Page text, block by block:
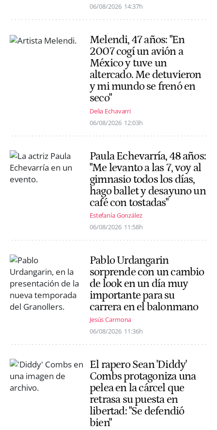
06/08/2026 14:37h
Melendi, 47 años: "En
2007 cogí un avión a
México y tuve un
altercado. Me detuvieron
y mi mundo se frenó en
seco"
Delia Echavarri
06/08/2026 12:03h
Paula Echevarría, 48 años:
"Me levanto a las 7, voy al
gimnasio todos los días,
hago ballet y desayuno un
café con tostadas"
Estefanía González
06/08/2026 11:58h
Pablo Urdangarin
sorprende con un cambio
de look en un día muy
importante para su
carrera en el balonmano
Jesús Carmona
06/08/2026 11:36h
El rapero Sean 'Diddy'
Combs protagoniza una
pelea en la cárcel que
retrasa su puesta en
libertad: "Se defendió
bien"